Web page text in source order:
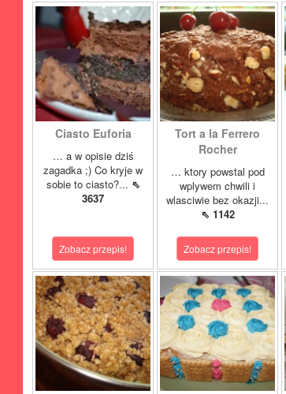
Ciasto Euforia
… a w opisie dziś
zagadka ;) Co kryje w
sobie to ciasto?... ⇖
3637
Zobacz przepis!
Tort a la Ferrero
Rocher
… ktory powstal pod
wplywem chwili i
wlasciwie bez okazji...
⇖ 1142
Zobacz przepis!